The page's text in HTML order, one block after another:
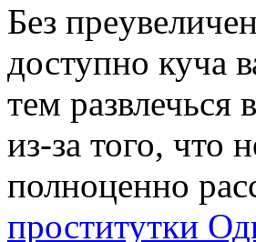
Бeз
доступно куча
тем
из-за того, что
полноценно
проститутки